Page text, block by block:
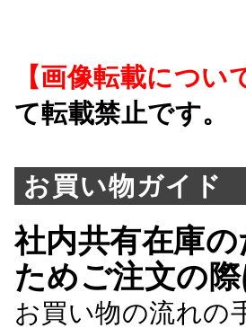
【画像転載につい
て転載禁止です。
お買い物ガ
社内共有在庫
ためご注文の
お買い物の流れの